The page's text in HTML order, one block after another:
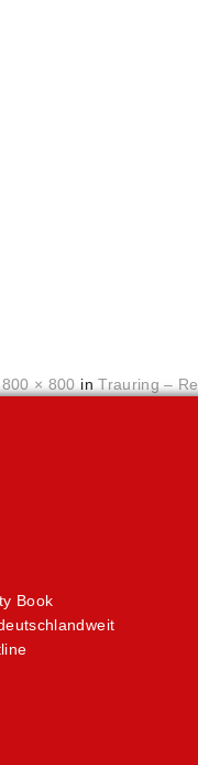
800 × 800 inTrauring –
Book